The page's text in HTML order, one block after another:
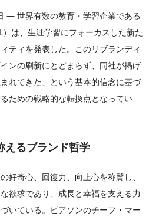
— 世界有数の教育・学習企業である
）は、生涯学習にフォーカスした新た
ティを発表した。このリブランディ
ンの刷新にとどまらず、同社が掲げ
れてきた」という基本的信念に基づ
ための戦略的な転換点となってい
えるブランド哲学
好奇心、回復力、向上心を称賛し、
欲求であり、成長と幸福を支える力
いている。ピアソンのチーフ・マー